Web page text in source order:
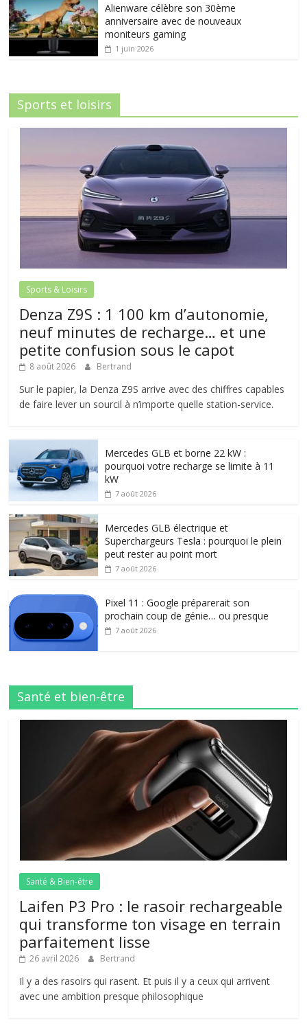
Alienware célèbre son 30ème
anniversaire avec de nouveaux
moniteurs gaming
1 juin 2026
Sports et loisirs
Sports & Loisirs
Denza Z9S : 1 100 km d’autonomie,
neuf minutes de recharge… et une
petite confusion sous le capot
8 août 2026 Bertrand
Sur le papier, la Denza Z9S arrive avec des chiffres capables
de faire lever un sourcil à n’importe quelle station-service.
Mercedes GLB et borne 22 kW :
pourquoi votre recharge se limite à 11
kW
7 août 2026
Mercedes GLB électrique et
Superchargeurs Tesla : pourquoi le plein
peut rester au point mort
7 août 2026
Pixel 11 : Google préparerait son
prochain coup de génie… ou presque
7 août 2026
Santé et bien-être
Santé & Bien-être
Laifen P3 Pro : le rasoir rechargeable
qui transforme ton visage en terrain
parfaitement lisse
26 avril 2026 Bertrand
Il y a des rasoirs qui rasent. Et puis il y a ceux qui arrivent
avec une ambition presque philosophique